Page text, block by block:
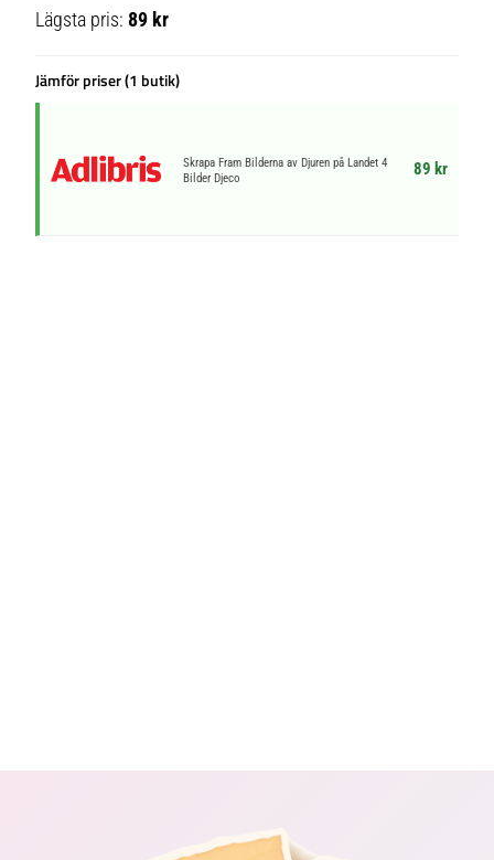
Lägsta pris: 89 kr
Jämför priser (1 butik)
Skrapa Fram Bilderna av Djuren på Landet 4
Bilder Djeco
89 kr